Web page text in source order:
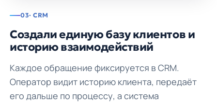
03· CRM
Создали единую базу клиентов и
историю взаимодействий
Каждое обращение фиксируется в CRM.
Оператор видит историю клиента, передаёт
его дальше по процессу, а система